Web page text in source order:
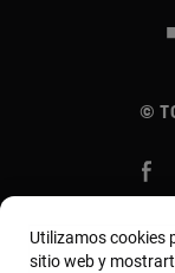
©
Utilizamos cookies
sitio web y